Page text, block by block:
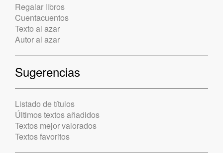
Regalar libros
Cuentacuentos
Texto al azar
Autor al azar
Sugerencias
Listado de títulos
Últimos textos añadidos
Textos mejor valorados
Textos favoritos